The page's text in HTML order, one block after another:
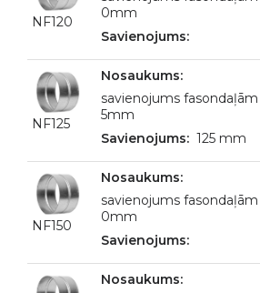
NF120
0mm
NF125
savienojums
5mm
125 mm
NF150
savienojums
0mm